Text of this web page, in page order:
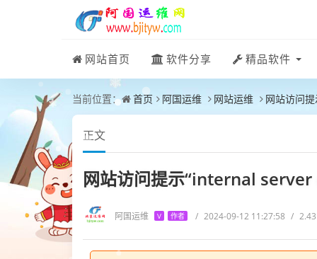
网站首页 软件分享 精品软件
当前位置： 首页 阿国运维 网站运维 网站访问
正文
网站访问提示“internal
阿国运维 V 作者 / 2024-09-12 11:27:58 /